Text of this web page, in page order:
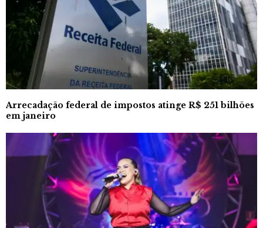
Arrecadação federal de impostos atinge R$ 251 bilhões
em janeiro